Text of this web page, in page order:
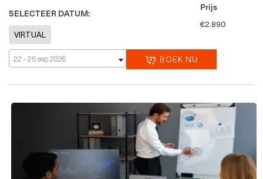
SELECTEER DATUM:
22 - 25 sep 2026 BOEK NU
Prijs
€2.890